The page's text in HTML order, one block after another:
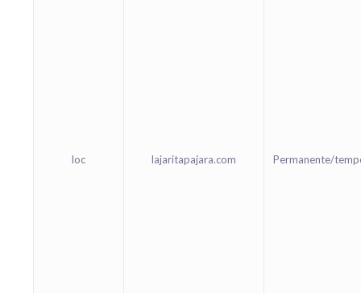
loc lajaritapajara.com Permanente/